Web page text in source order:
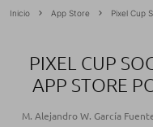
Inicio App Store Pixel Cup
PIXEL CUP
APP STORE
M. Alejandro W. García